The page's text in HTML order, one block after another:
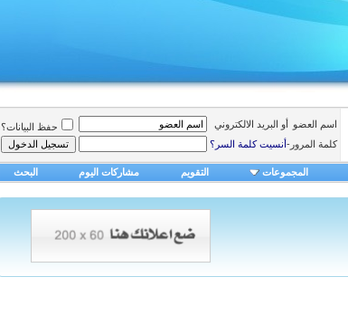
اسم العضو أو البريد الالكتروني
حفظ البيانات؟
كلمة المرور-أنسيت كلمة السر؟
المجموعات التقويم مشاركات اليوم البحث